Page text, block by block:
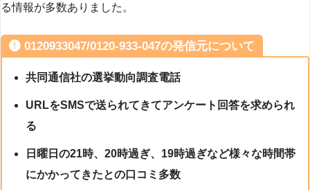
る情報が多数ありました。
0120933047/0120-933-047の発信元について
共同通信社の選挙動向調査電話
URLをSMSで送られてきてアンケート回答を求められ
る
日曜日の21時、20時過ぎ、19時過ぎなど様々な時間帯
にかかってきたとの口コミ多数